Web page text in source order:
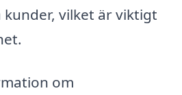
vilket är viktigt
om